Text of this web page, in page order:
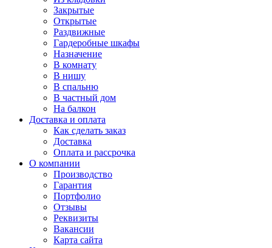
Закрытые
Открытые
Раздвижные
Гардеробные шкафы
Назначение
В комнату
В нишу
В спальню
В частный дом
На балкон
Доставка и оплата
Как сделать заказ
Доставка
Оплата и рассрочка
О компании
Производство
Гарантия
Портфолио
Отзывы
Реквизиты
Вакансии
Карта сайта